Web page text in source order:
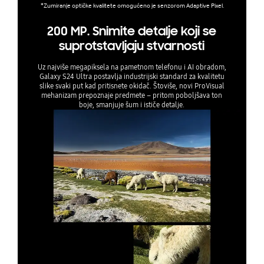
*Zumiranje optičke kvalitete omogućeno je senzorom Adaptive Pixel.
200 MP. Snimite detalje koji se
suprotstavljaju stvarnosti
Uz najviše megapiksela na pametnom telefonu i AI obradom,
Galaxy S24 Ultra postavlja industrijski standard za kvalitetu
slike svaki put kad pritisnete okidač. Štoviše, novi ProVisual
mehanizam prepoznaje predmete – pritom poboljšava ton
boje, smanjuje šum i ističe detalje.